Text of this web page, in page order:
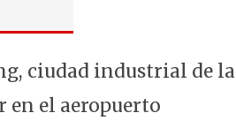
ciudad industrial de la
en el aeropuerto